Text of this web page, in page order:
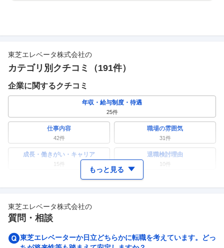
東芝エレベータ株式会社の
カテゴリ別クチコミ（191件）
企業に関するクチコミ
年収・給与制度・待遇
25件
仕事内容
42件
職場の雰囲気
31 件
成長・働きがい・キャリア
15件
退職検討理由
10 件
ワークライフバランス 女性の活躍・働きやすさ
副業
件
入社理由・入社後ギャップ
8件
もっと見る
東芝エレベータ株式会社の
質問・相談
東芝エレベーターか日立どちらかに転職を考えています。どっ